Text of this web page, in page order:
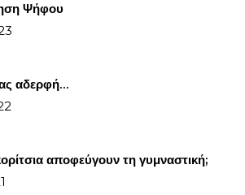
Ψήφου
αδερφή…
αποφεύγουν τη γυμναστική;